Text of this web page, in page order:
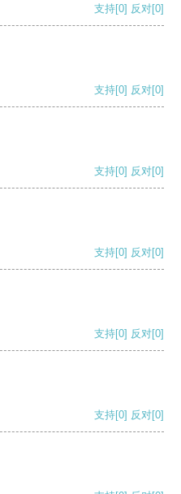
支持[0] 反对[0]
支持[0] 反对[0]
支持[0] 反对[0]
支持[0] 反对[0]
支持[0] 反对[0]
支持[0] 反对[0]